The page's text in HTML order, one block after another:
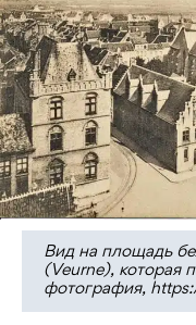
Вид на площадь
(Veurne), которая
фотография,